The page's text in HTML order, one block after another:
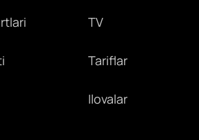
TV
Tariflar
Ilovalar